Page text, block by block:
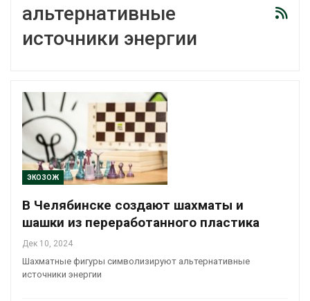
альтернативные
источники энергии
ЭКОЗОЖ
В Челябинске создают шахматы и
шашки из переработанного пластика
Дек 10, 2024
Шахматные фигуры символизируют альтернативные
источники энергии